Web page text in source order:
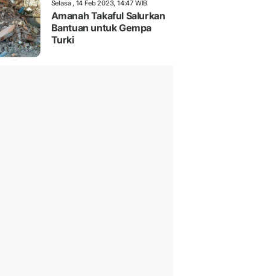
Selasa , 14 Feb 2023, 14:47 WIB
Amanah Takaful Salurkan
Bantuan untuk Gempa
Turki